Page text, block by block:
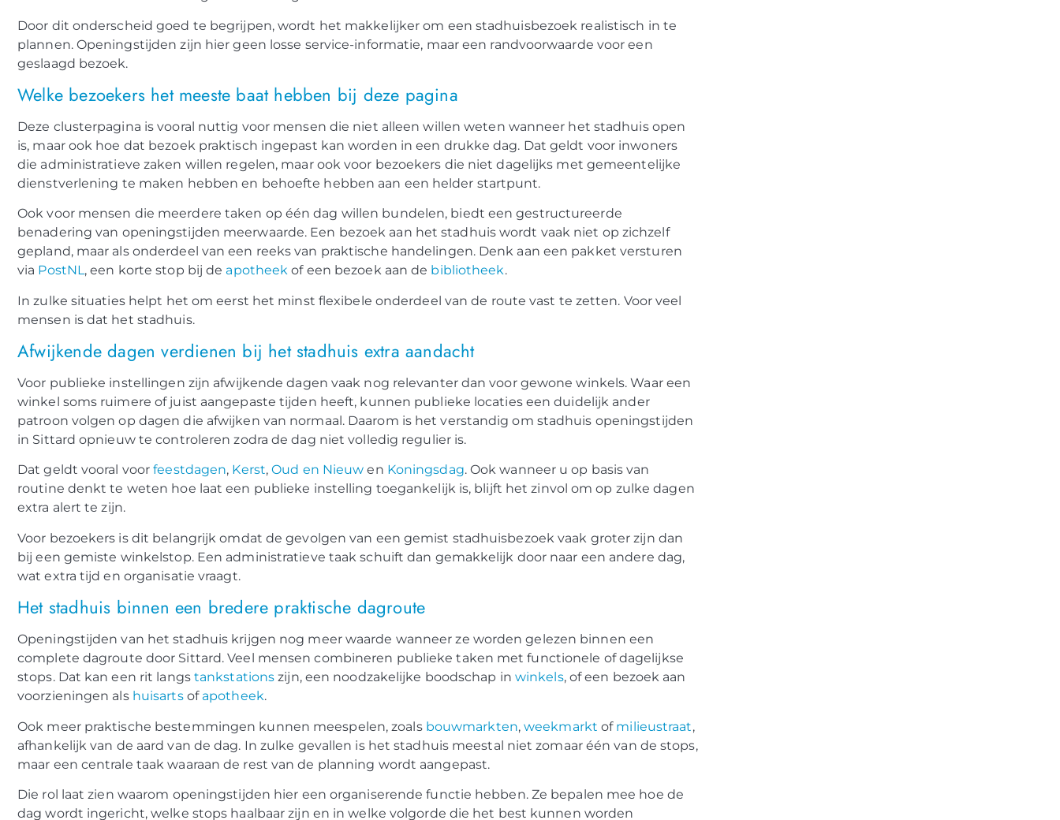
Door dit onderscheid goed te begrijpen, wordt het makkelijker om een stadhuisbezoek realistisch in te
plannen. Openingstijden zijn hier geen losse service-informatie, maar een randvoorwaarde voor een
geslaagd bezoek.
Welke bezoekers het meeste baat hebben bij deze pagina
Deze clusterpagina is vooral nuttig voor mensen die niet alleen willen weten wanneer het stadhuis open
is, maar ook hoe dat bezoek praktisch ingepast kan worden in een drukke dag. Dat geldt voor inwoners
die administratieve zaken willen regelen, maar ook voor bezoekers die niet dagelijks met gemeentelijke
dienstverlening te maken hebben en behoefte hebben aan een helder startpunt.
Ook voor mensen die meerdere taken op één dag willen bundelen, biedt een gestructureerde
benadering van openingstijden meerwaarde. Een bezoek aan het stadhuis wordt vaak niet op zichzelf
gepland, maar als onderdeel van een reeks van praktische handelingen. Denk aan een pakket versturen
via PostNL, een korte stop bij de apotheek of een bezoek aan de bibliotheek.
In zulke situaties helpt het om eerst het minst flexibele onderdeel van de route vast te zetten. Voor veel
mensen is dat het stadhuis.
Afwijkende dagen verdienen bij het stadhuis extra aandacht
Voor publieke instellingen zijn afwijkende dagen vaak nog relevanter dan voor gewone winkels. Waar een
winkel soms ruimere of juist aangepaste tijden heeft, kunnen publieke locaties een duidelijk ander
patroon volgen op dagen die afwijken van normaal. Daarom is het verstandig om stadhuis openingstijden
in Sittard opnieuw te controleren zodra de dag niet volledig regulier is.
Dat geldt vooral voorfeestdagen, Kerst,Oud en Nieuw en Koningsdag. Ook wanneer u op basis van
routine denkt te weten hoe laat een publieke instelling toegankelijk is, blijft het zinvol om op zulke dagen
extra alert te zijn.
Voor bezoekers is dit belangrijk omdat de gevolgen van een gemist stadhuisbezoek vaak groter zijn dan
bij een gemiste winkelstop. Een administratieve taak schuift dan gemakkelijk door naar een andere dag,
wat extra tijd en organisatie vraagt.
Het stadhuis binnen een bredere praktische dagroute
Openingstijden van het stadhuis krijgen nog meer waarde wanneer ze worden gelezen binnen een
complete dagroute door Sittard. Veel mensen combineren publieke taken met functionele of dagelijkse
stops. Dat kan een rit langs tankstations zijn, een noodzakelijke boodschap in winkels, of een bezoek aan
voorzieningen als huisartsof apotheek.
Ook meer praktische bestemmingen kunnen meespelen, zoals bouwmarkten,weekmarkt of milieustraat,
afhankelijk van de aard van de dag. In zulke gevallen is het stadhuis meestal niet zomaar één van de stops,
maar een centrale taak waaraan de rest van de planning wordt aangepast.
Die rol laat zien waarom openingstijden hier een organiserende functie hebben. Ze bepalen mee hoe de
dag wordt ingericht, welke stops haalbaar zijn en in welke volgorde die het best kunnen worden